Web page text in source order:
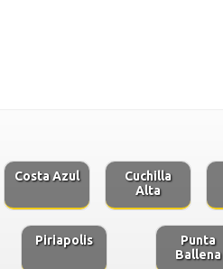
Costa Azul
Cuchilla
Alta
Piriapolis
Punta
Ballena